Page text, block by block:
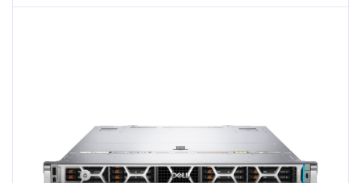
приложений.